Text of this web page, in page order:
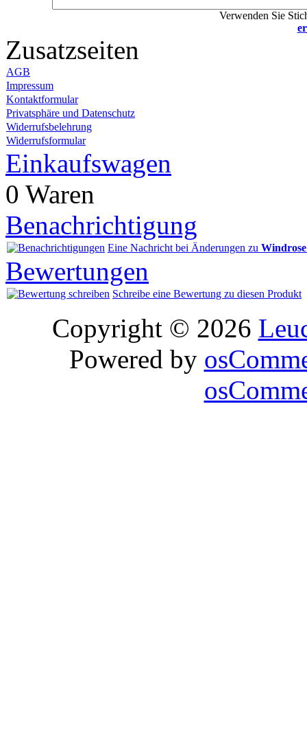
Verwenden Sie
Zusatzseiten
AGB
Impressum
Kontaktformular
Privatsphäre und Datenschutz
Widerrufsbelehrung
Widerrufsformular
Einkaufswagen
0 Waren
Benachrichtigung
Eine Nachricht bei Änderungen zu
Bewertungen
Schreibe eine Bewertung zu diesen Produkt
Copyright © 2026
Powered by